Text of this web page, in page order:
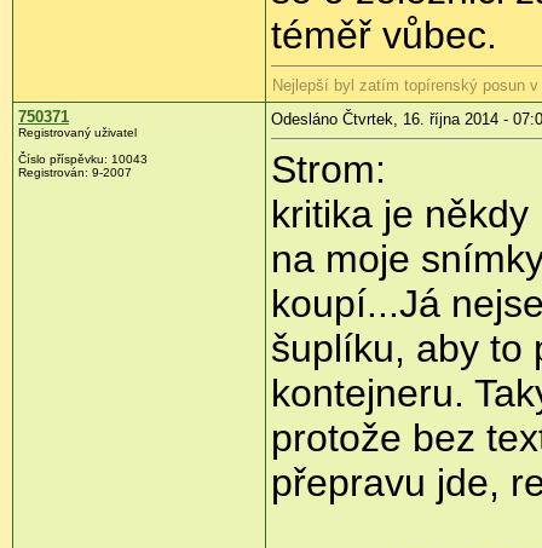
téměř vůbec.
Nejlepší byl zatím topírenský posun
750371
Registrovaný uživatel
Číslo příspěvku: 10043
Registrován: 9-2007
Odesláno Čtvrtek, 16. října 2014 -
Strom:
kritika je
na moje
koupí...Já
šuplíku, aby to
kontejneru.
protože bez
přepravu jde,